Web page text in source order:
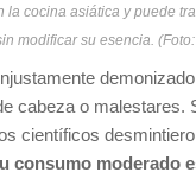
la cocina asiática y puede
modificar su esencia. (Foto:
cabeza o malestares.
científicos
consumo moderado